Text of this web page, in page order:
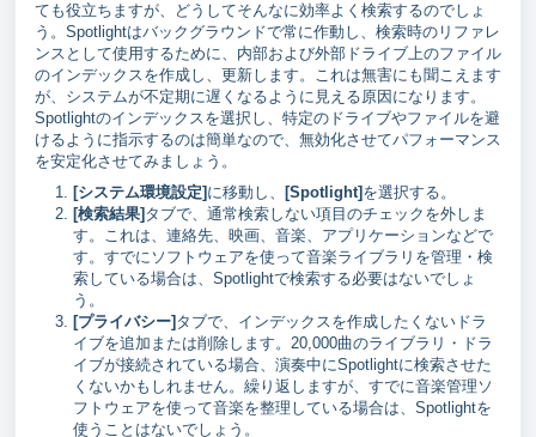
ても役立ちますが、どうしてそんなに効率よく検索するのでしょ
う。Spotlightはバックグラウンドで常に作動し、検索時のリファレ
ンスとして使用するために、内部および外部ドライブ上のファイル
のインデックスを作成し、更新します。これは無害にも聞こえます
が、システムが不定期に遅くなるように見える原因になります。
Spotlightのインデックスを選択し、特定のドライブやファイルを避
けるように指示するのは簡単なので、無効化させてパフォーマンス
を安定化させてみましょう。
[システム環境設定] に移動し、 [Spotlight] を選択する。
[検索結果] タブで、通常検索しない項目のチェックを外しま
す。これは、連絡先、映画、音楽、アプリケーションなどで
す。すでにソフトウェアを使って音楽ライブラリを管理・検
索している場合は、Spotlightで検索する必要はないでしょ
う。
[プライバシー] タブで、インデックスを作成したくないドラ
イブを追加または削除します。20,000曲のライブラリ・ドラ
イブが接続されている場合、演奏中にSpotlightに検索させた
くないかもしれません。繰り返しますが、すでに音楽管理ソ
フトウェアを使って音楽を整理している場合は、Spotlightを
使うことはないでしょう。